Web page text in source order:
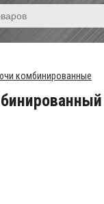
комбинированные